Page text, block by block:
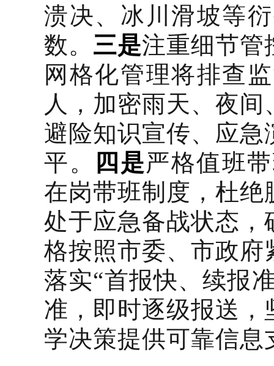
溃决、冰川滑坡等
数。 三是注重细节管
网格化管理将排查
人，加密雨天、夜
避险知识宣传、应
平。
四是严格值班
在岗带班制度，杜
处于应急备战状态
格按照市委、市政
落实“首报快、续报
准，即时逐级报送
学决策提供可靠信息